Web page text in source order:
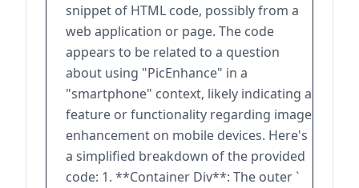
snippet of HTML code, possibly from a
web application or page. The code
appears to be related to a question
about using "PicEnhance" in a
"smartphone" context, likely indicating a
feature or functionality regarding image
enhancement on mobile devices. Here's
a simplified breakdown of the provided
code: 1. **Container Div**: The outer `